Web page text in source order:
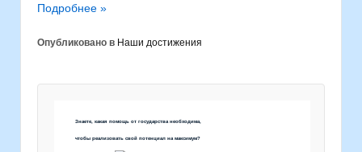
Подробнее »
Опубликовано в Наши достижения
Знаете, какая помощь от государства необходима,
чтобы реализовать свой потенциал на максимум?